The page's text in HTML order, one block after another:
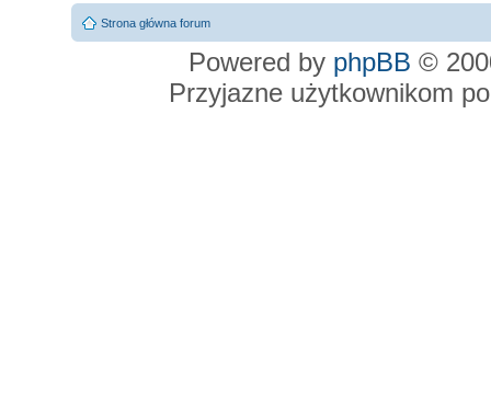
Strona główna forum
Powered by phpBB ©
Przyjazne użytkownikom